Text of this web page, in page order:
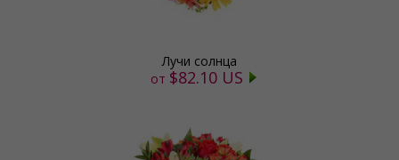
Лучи солнца
от $82.10 US